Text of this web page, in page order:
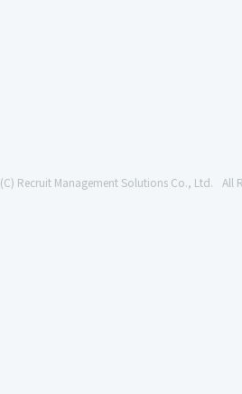
(C) Recruit Management Solutions Co., Ltd. All